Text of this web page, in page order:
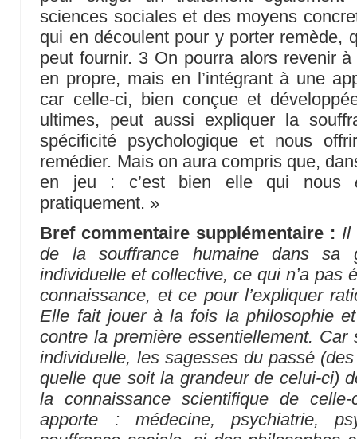
sciences sociales et des moyens
qui en découlent pour y porter remède,
peut fournir. 3 On pourra alors revenir à
en propre, mais en l’intégrant à une
car celle-ci, bien conçue et
ultimes, peut aussi expliquer la
spécificité psychologique et nous
remédier. Mais on aura compris que,
en jeu : c’est bien elle qui nous
pratiquement. »
Bref commentaire supplémentaire : Il
de la souffrance humaine dans sa
individuelle et collective, ce qui n’a pas
connaissance, et ce pour l’expliquer
Elle fait jouer à la fois la philosophie
contre la première essentiellement. Car
individuelle, les sagesses du passé
quelle que soit la grandeur de celui-ci)
la connaissance scientifique de
apporte : médecine, psychiatrie,